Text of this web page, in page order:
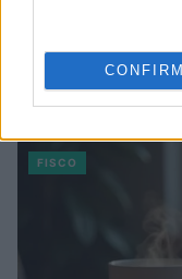
CONFIRM
Guia de defesa
FISCO